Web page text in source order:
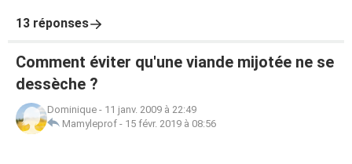
13 réponses
Comment éviter qu'une viande mijotée ne se
dessèche ?
Dominique - 11 janv. 2009 à 22:49
Mamyleprof - 15 févr. 2019 à 08:56